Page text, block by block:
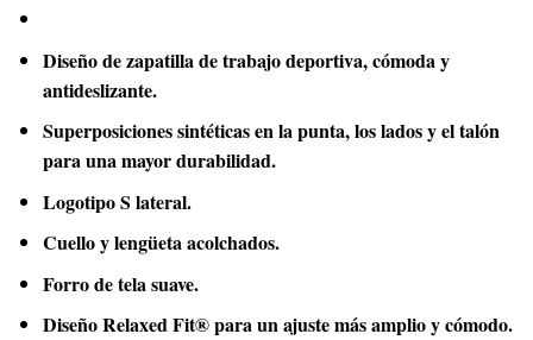
Diseño de zapatilla de trabajo deportiva, cómoda y
antideslizante.
Superposiciones sintéticas en la punta, los lados y el talón
para una mayor durabilidad.
Logotipo S lateral.
Cuello y lengüeta acolchados.
Forro de tela suave.
Diseño Relaxed Fit® para un ajuste más amplio y cómodo.